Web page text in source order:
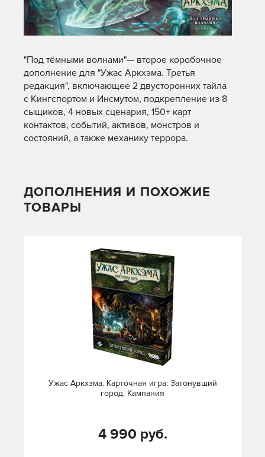
"Под тёмными волнами"— второе коробочное
дополнение для "Ужас Аркхэма. Третья
редакция", включающее 2 двусторонних тайла
с Кингспортом и Инсмутом, подкрепление из 8
сыщиков, 4 новых сценария, 150+ карт
контактов, событий, активов, монстров и
состояний, а также механику террора.
ДОПОЛНЕНИЯ И ПОХОЖИЕ
ТОВАРЫ
Ужас Аркхэма. Карточная игра: Затонувший
город. Кампания
4 990 руб.